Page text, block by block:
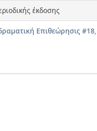
έκδοσης
Επιθεώρησις